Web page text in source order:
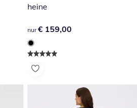
heine
€ 159,00
nur € 159,00